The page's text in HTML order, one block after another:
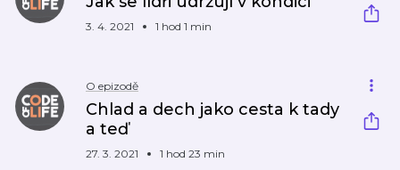
3. 4. 2021 1 hod 1 min
O epizodě
Chlad a dech jako cesta k tady
a teď
27. 3. 2021 1 hod 23 min